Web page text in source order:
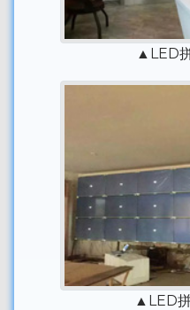
▲LED
▲LED